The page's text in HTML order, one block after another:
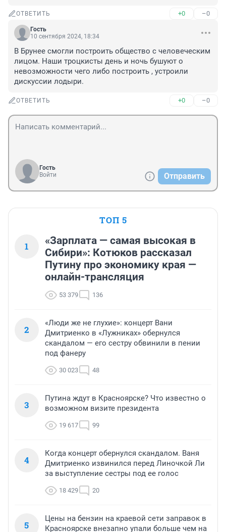
ОТВЕТИТЬ +0 –0
Гость
10 сентября 2024, 18:34
В Брунее смогли построить общество с человеческим
лицом. Наши троцкисты день и ночь бушуют о
невозможности чего либо построить , устроили
дискуссии лодыри.
ОТВЕТИТЬ +0 –0
Гость
Войти
Отправить
ТОП 5
1
«Зарплата — самая высокая в
Сибири»: Котюков рассказал
Путину про экономику края —
онлайн-трансляция
53 379 136
2
«Люди же не глухие»: концерт Вани
Дмитриенко в «Лужниках» обернулся
скандалом — его сестру обвинили в пении
под фанеру
30 023 48
3
Путина ждут в Красноярске? Что известно о
возможном визите президента
19 617 99
4
Когда концерт обернулся скандалом. Ваня
Дмитриенко извинился перед Линочкой Ли
за выступление сестры под ее голос
18 429 20
5
Цены на бензин на краевой сети заправок в
Красноярске внезапно упали больше чем на